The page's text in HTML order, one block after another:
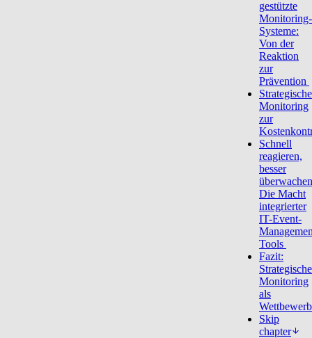
gestützte
Monitoring-
Systeme:
Von der
Reaktion
zur
Prävention
Monitoring
zur
Schnell
reagieren,
besser
Die Macht
integrierter
IT-Event-
Tools
Fazit:
Monitoring
als
Skip
chapter